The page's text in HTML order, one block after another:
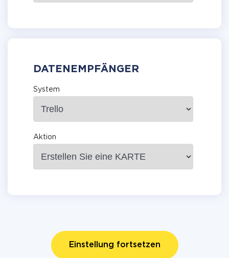
DATENEMPFÄNGER
System
Aktion
Einstellung fortsetzen